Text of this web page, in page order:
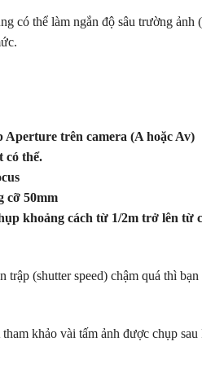
có thể làm ngắn độ sâu trường
Aperture trên camera (A hoặc Av)
có thể.
cỡ 50mm
khoảng cách từ 1/2m trở lên từ
trập (shutter speed) chậm quá thì
khảo vài tấm ảnh được chụp sau